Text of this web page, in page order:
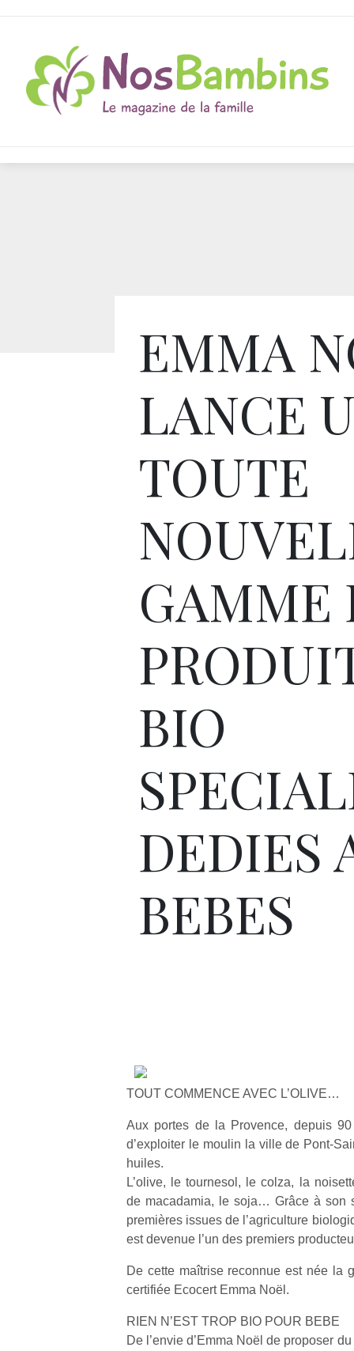
EMMA
LANCE
TOUTE
GAMME
BIO
DEDIES
BEBES
TOUT COMMENCE AVEC L’OLIVE…
Aux portes de la Provence, depuis
d’exploiter le moulin la ville de Pont-
huiles.
L’olive, le tournesol, le colza, la
de macadamia, le soja… Grâce à son
premières issues de l’agriculture
est devenue l’un des premiers
De cette maîtrise reconnue est née la
certifiée Ecocert Emma Noël.
RIEN N’EST TROP BIO POUR BEBE
De l’envie d’Emma Noël de proposer